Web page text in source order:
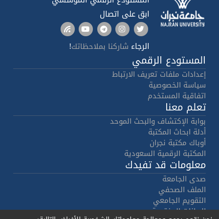
ابق على اتصال
الرجاء شاركنا بملاحظاتك!
المستودع الرقمي
إعدادات ملفات تعريف الارتباط
سياسة الخصوصية
اتفاقية المستخدم
تعلم معنا
بوابة الإكتشاف والبحث الموحد
أدلة ابحاث المكتبة
أوباك مكتبة نجران
المكتبة الرقمية السعودية
معلومات قد تفيدك
صدى الجامعة
الملف الصحفي
التقويم الجامعي
البيانات المفتوحة